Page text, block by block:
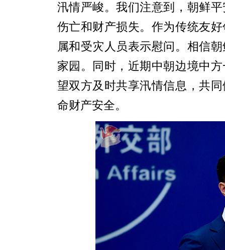
汛情严峻。我们注意到，朝鲜
伤亡和财产损失。作为传统友
属和受灾人员表示慰问。相信
家园。同时，近期中朝边境中
望双方及时共享汛情信息，共
命财产安全。